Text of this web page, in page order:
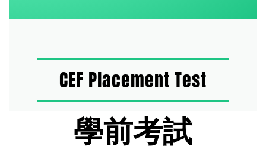
CEF Placement Test
學前考試